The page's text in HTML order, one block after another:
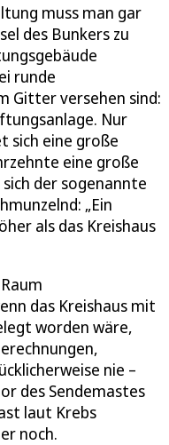
muss man gar
des Bunkers zu
runde
Gitter versehen sind:
Nur
sich eine große
eine große
der sogenannte
„Ein
als das Kreishaus
das Kreishaus mit
worden wäre,
nie –
des Sendemastes
laut Krebs
noch.